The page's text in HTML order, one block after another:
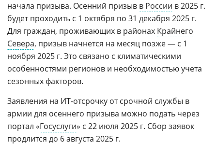
начала призыва. Осенний призыв в России в 2025 г.
будет проходить с 1 октября по 31 декабря 2025 г.
Для граждан, проживающих в районах Крайнего
Севера, призыв начнется на месяц позже — с 1
ноября 2025 г. Это связано с климатическими
особенностями регионов и необходимостью учета
сезонных факторов.
Заявления на ИТ-отсрочку от срочной службы в
армии для осеннего призыва можно подать через
портал «Госуслуги» с 22 июля 2025 г. Сбор заявок
продлится до 6 августа 2025 г.